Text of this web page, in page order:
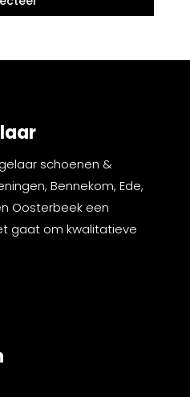
schoenen &
Bennekom, Ede,
Oosterbeek een
gaat om kwalitatieve